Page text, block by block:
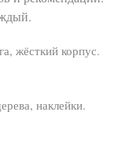
жёсткий корпус.
наклейки.